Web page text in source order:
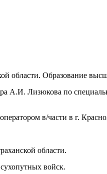
области. Образование
А.И. Лизюкова по
в/части в г.
области.
войск.